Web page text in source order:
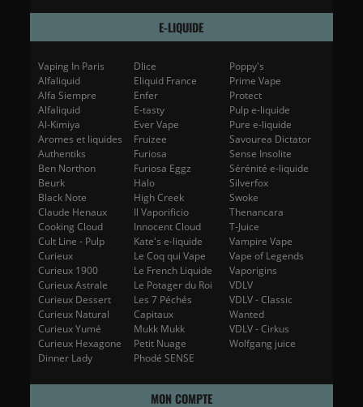
E-LIQUIDE
Vaping In Paris
Alfaliquid
Alfa Siempre
Alfaliquid
Al-Kimiya
Aromes et liquides
Authentiks
Ben Northon
Beurk
Black Note
Claude Henaux
Cooking Cloud
Cult Line - Pulp
Curieux
Curieux 1900
Curieux Astrale
Curieux Dessert
Curieux Natural
Curieux Yumé
Curieux Hexagone
Dinner Lady
Dlice
Eliquid France
Enfer
E-tasty
Ever Vape
Fruizee
Furiosa
Furiosa Eggz
Halo
High Creek
Il Vaporificio
Innocent Cloud
Kate's e-liquide
Le Coq qui Vape
Le French Liquide
Le Potager du Roi
Les 7 Péchés
Capitaux
Mukk Mukk
Petit Nuage
Phodé SENSE
Poppy's
Prime Vape
Protect
Pulp e-liquide
Pure e-liquide
Savourea Dictator
Sense Insolite
Sérénité e-liquide
Silverfox
Swoke
Thenancara
T-Juice
Vampire Vape
Vape of Legends
Vaporigins
VDLV
VDLV - Classic
Wanted
VDLV - Cirkus
Wolfgang juice
MON COMPTE